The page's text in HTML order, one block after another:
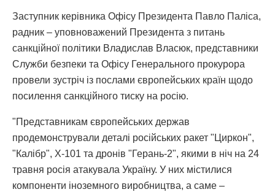
Заступник керівника Офісу Президента Павло Паліса,
радник – уповноважений Президента з питань
санкційної політики Владислав Власюк, представники
Служби безпеки та Офісу Генерального прокурора
провели зустріч із послами європейських країн щодо
посилення санкційного тиску на росію.
"Представникам європейських держав
продемонстрували деталі російських ракет "Циркон",
"Калібр", Х-101 та дронів "Герань-2", якими в ніч на 24
травня росія атакувала Україну. У них містилися
компоненти іноземного виробництва, а саме –